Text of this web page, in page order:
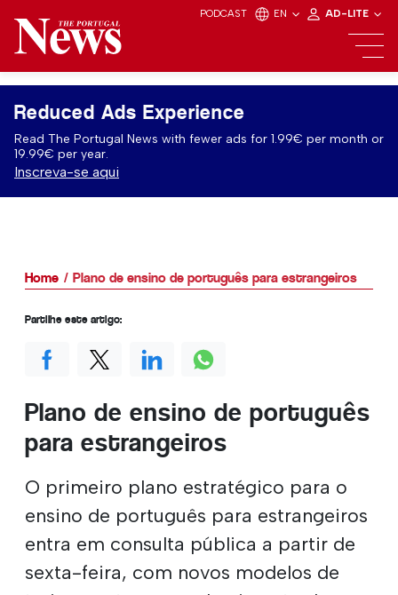
PODCAST EN AD-LITE
Reduced Ads Experience
Read The Portugal News with fewer ads for 1.99€ per month or
19.99€ per year.
Inscreva-se aqui
Home Plano de ensino de português para estrangeiros
Plano de ensino de português
para estrangeiros
O primeiro plano estratégico para o
ensino de português para estrangeiros
entra em consulta pública a partir de
sexta-feira, com novos modelos de
Partilhe este artigo: